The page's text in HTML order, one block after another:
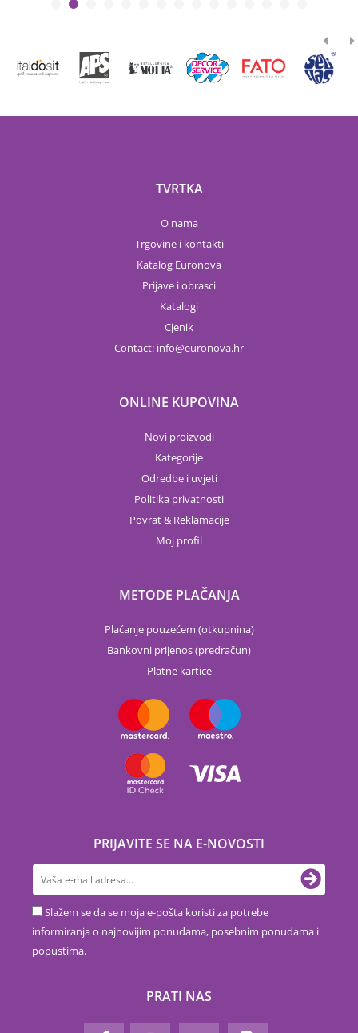
TVRTKA
O nama
Trgovine i kontakti
Katalog Euronova
Prijave i obrasci
Katalogi
Cjenik
Contact: info euronova.hr
ONLINE KUPOVINA
Novi proizvodi
Kategorije
Odredbe i uvjeti
Politika privatnosti
Povrat & Reklamacije
Moj profil
METODE PLAČANJA
Plaćanje pouzećem (otkupnina)
Bankovni prijenos (predračun)
Platne kartice
PRIJAVITE SE NA E-NOVOSTI
Slažem se da se moja e-pošta koristi za potrebe
informiranja o najnovijim ponudama, posebnim ponudama i
popustima.
PRATI NAS